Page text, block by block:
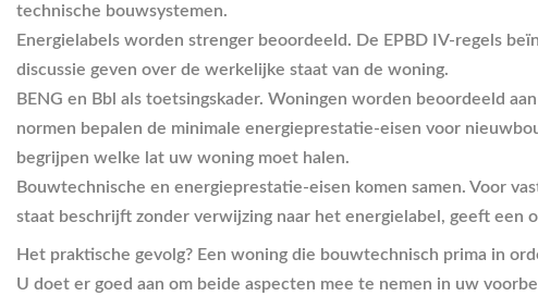
technische bouwsystemen.
Energielabels worden strenger beoordeeld. De EPBD IV-regels
discussie geven over de werkelijke staat van de woning.
BENG en Bbl als toetsingskader. Woningen worden beoordeeld
normen bepalen de minimale energieprestatie-eisen voor
begrijpen welke lat uw woning moet halen.
Bouwtechnische en energieprestatie-eisen komen samen. Voor
staat beschrijft zonder verwijzing naar het energielabel, geeft een
Het praktische gevolg? Een woning die bouwtechnisch prima in
U doet er goed aan om beide aspecten mee te nemen in uw